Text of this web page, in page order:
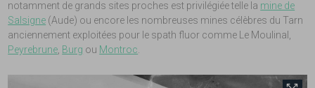
notamment de grands sites proches est privilégiée telle la mine de
Salsigne (Aude) ou encore les nombreuses mines célèbres du Tarn
anciennement exploitées pour le spath fluor comme Le Moulinal,
Peyrebrune Burg ou Montroc